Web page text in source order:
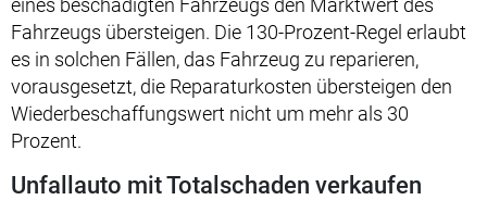
eines beschädigten Fahrzeugs den Marktwert des
Fahrzeugs übersteigen. Die 130-Prozent-Regel erlaubt
es in solchen Fällen, das Fahrzeug zu reparieren,
vorausgesetzt, die Reparaturkosten übersteigen den
Wiederbeschaffungswert nicht um mehr als 30
Prozent.
Unfallauto mit Totalschaden verkaufen